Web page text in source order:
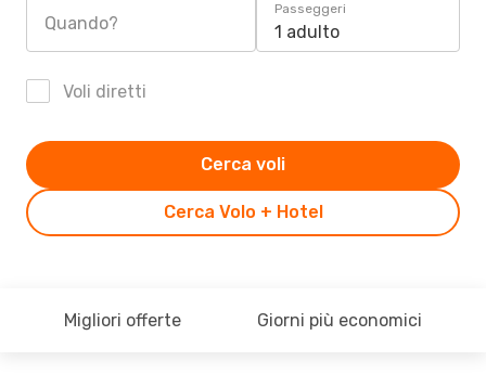
Quando?
Passeggeri
1 adulto
Voli diretti
Cerca Volo + Hotel
Cerca voli
Migliori offerte Giorni più economici